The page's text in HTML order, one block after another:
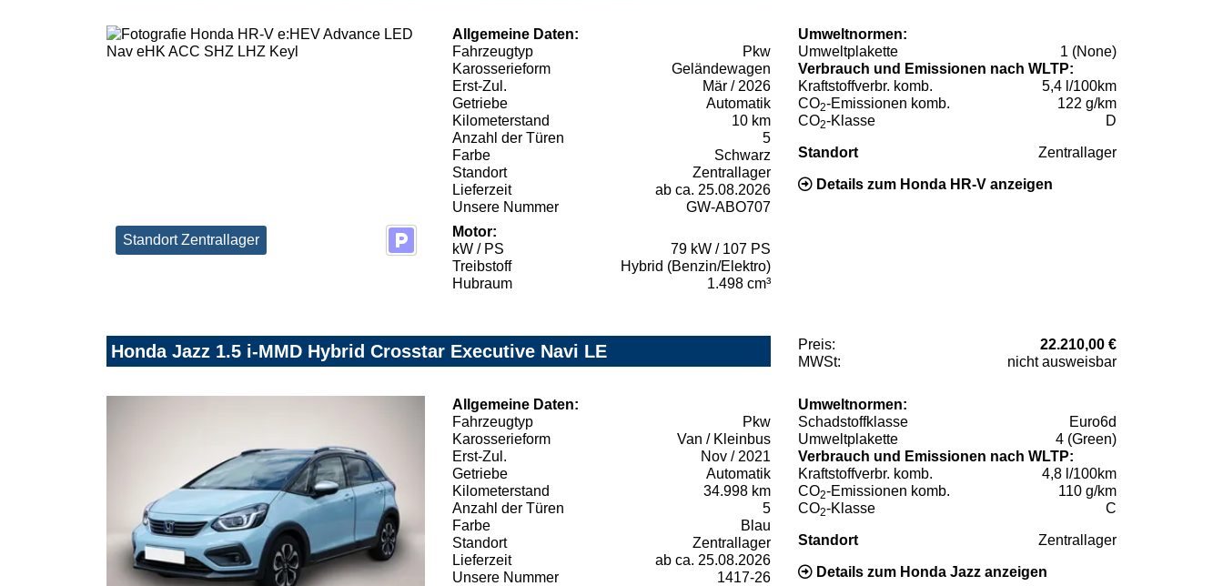
Standort Zentrallager
Allgemeine Daten:
Fahrzeugtyp
Pkw
Karosserieform
Geländewagen
Erst-Zul.
Mär / 2026
Getriebe
Automatik
Kilometerstand
10 km
Anzahl der Türen
5
Farbe
Schwarz
Standort
Zentrallager
Lieferzeit
ab ca. 25.08.2026
Unsere Nummer
GW-ABO707
Motor:
kW / PS
79 kW / 107 PS
Treibstoff
Hybrid (Benzin/Elektro)
Hubraum
1.498 cm³
Umweltnormen:
Umweltplakette
1 (None)
Verbrauch und Emissionen nach WLTP:
Kraftstoffverbr. komb.
5,4 l/100km
CO2-Emissionen komb.
122 g/km
CO2-Klasse D
Standort Zentrallager
Details zum Honda HR-V anzeigen
Honda Jazz 1.5 i-MMD Hybrid Crosstar Executive Navi LE Preis:
22.210,00 €
MWSt:
nicht ausweisbar
Allgemeine Daten:
Fahrzeugtyp
Pkw
Karosserieform
Van / Kleinbus
Erst-Zul.
Nov / 2021
Getriebe
Automatik
Kilometerstand
34.998 km
Anzahl der Türen
5
Farbe
Blau
Standort
Zentrallager
Lieferzeit
ab ca. 25.08.2026
Unsere Nummer
1417-26
Umweltnormen:
Schadstoffklasse
Euro6d
Umweltplakette
4 (Green)
Verbrauch und Emissionen nach WLTP:
Kraftstoffverbr. komb.
4,8 l/100km
CO2-Emissionen komb.
110 g/km
CO2-Klasse C
Standort Zentrallager
Details zum Honda Jazz anzeigen